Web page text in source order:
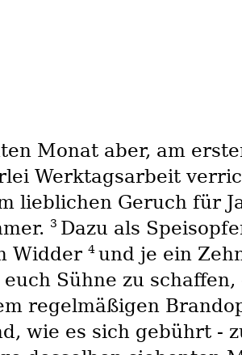
Monat aber, am
Werktagsarbeit
lieblichen Geruch für
3 Dazu als
Widder 4 und je ein
Sühne zu schaffen,
regelmäßigen
wie es sich gebührt -